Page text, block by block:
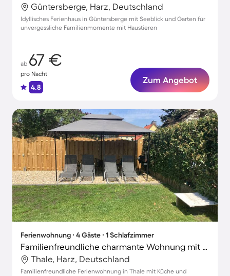
Güntersberge, Harz, Deutschland
Idyllisches Ferienhaus in Güntersberge mit Seeblick und Garten für
unvergessliche Familienmomente mit Haustieren
ab 67 €
pro Nacht
4.8
Zum Angebot
Ferienwohnung ∙ 4 Gäste ∙ 1 Schlafzimmer
Familienfreundliche charmante Wohnung mit Grill | Hunde erlaubt
Thale, Harz, Deutschland
Familienfreundliche Ferienwohnung in Thale mit Küche und